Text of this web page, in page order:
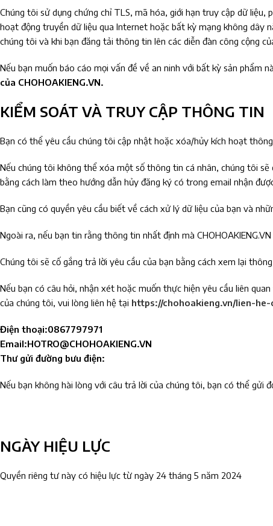
Chúng tôi sử dụng chứng chỉ TLS, mã hóa, giới hạn truy cập dữ
hoạt động truyền dữ liệu qua Internet hoặc bất kỳ mạng không dây
chúng tôi và khi bạn đăng tải thông tin lên các diễn đàn công cộng
Nếu bạn muốn báo cáo mọi vấn đề về an ninh với bất kỳ sản phẩm
của CHOHOAKIENG.VN.
KIỂM SOÁT VÀ TRUY CẬP THÔNG TIN
Bạn có thể yêu cầu chúng tôi cập nhật hoặc xóa/hủy kích hoạt
Nếu chúng tôi không thể xóa một số thông tin cá nhân, chúng tôi
bằng cách làm theo hướng dẫn hủy đăng ký có trong email nhận
Bạn cũng có quyền yêu cầu biết về cách xử lý dữ liệu của bạn và
Ngoài ra, nếu bạn tin rằng thông tin nhất định mà
Chúng tôi sẽ cố gắng trả lời yêu cầu của bạn bằng cách xem lại
Nếu bạn có câu hỏi, nhận xét hoặc muốn thực hiện yêu cầu liên
của chúng tôi, vui lòng liên hệ tại https://chohoakieng.vn/lien-
Điện thoại:0867797971
Email:HOTRO@CHOHOAKIENG.VN
Thư gửi đường bưu điện:
Nếu bạn không hài lòng với câu trả lời của chúng tôi, bạn có thể gửi
NGÀY HIỆU LỰC
Quyền riêng tư này có hiệu lực từ ngày 24 tháng 5 năm 2024